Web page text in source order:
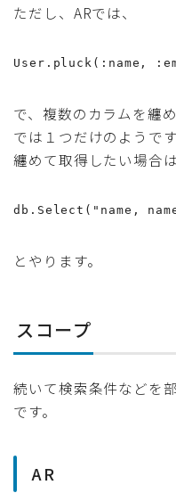
ただし、ARでは、
User.pluck(:name,
で、複数のカラムを纏
では１つだけのようです
纏めて取得したい場合は
db.Select("name,
とやります。
スコープ
続いて検索条件などを
です。
AR